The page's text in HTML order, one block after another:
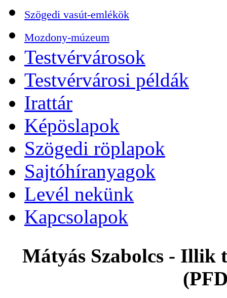
Szögedi vasút-emlékök
Mozdony-múzeum
Testvérvárosok
Testvérvárosi példák
Irattár
Képöslapok
Szögedi röplapok
Sajtóhíranyagok
Levél nekünk
Kapcsolapok
Mátyás Szabolcs - Illik